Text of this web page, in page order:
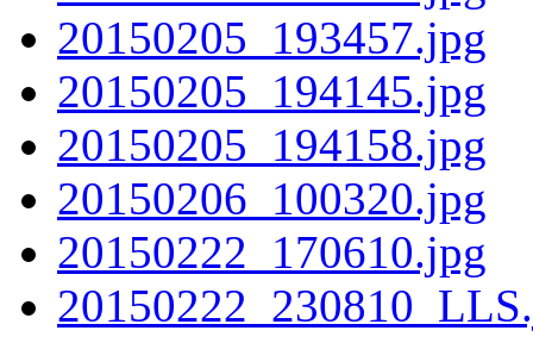
20150205_193457.jpg
20150205_194145.jpg
20150205_194158.jpg
20150206_100320.jpg
20150222_170610.jpg